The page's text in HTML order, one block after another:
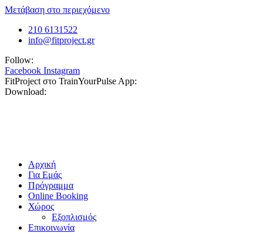
Μετάβαση στο περιεχόμενο
210 6131522
info@fitproject.gr
Follow:
Facebook Instagram
FitProject στο TrainYourPulse App:
Download:
Αρχική
Για Εμάς
Πρόγραμμα
Online Booking
Χώρος
Εξοπλισμός
Επικοινωνία